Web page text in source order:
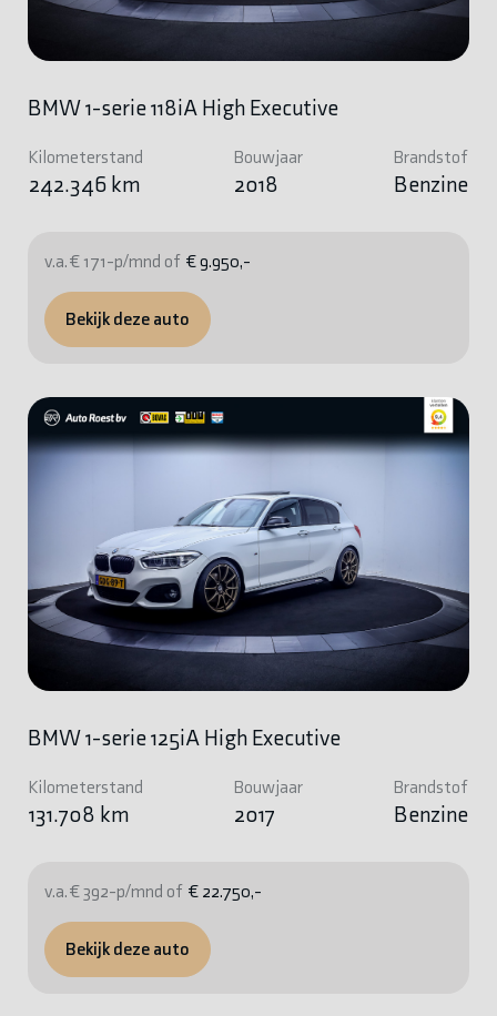
BMW 1-serie 118iA High Executive
Kilometerstand
242.346 km
Bouwjaar
2018
Brandstof
Benzine
v.a. € 171-p/mnd of € 9.950,-
Bekijk deze auto
BMW 1-serie 125iA High Executive
Kilometerstand
131.708 km
Bouwjaar
2017
Brandstof
Benzine
v.a. € 392-p/mnd of € 22.750,-
Bekijk deze auto